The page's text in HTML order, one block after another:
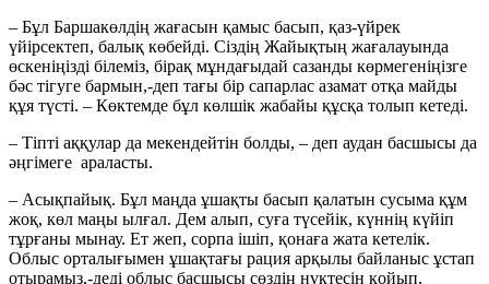
– Бұл Баршакөлдің жағасын қамыс басып, қаз-үйрек
үйірсектеп, балық көбейді. Сіздің Жайықтың жағалауында
өскеніңізді білеміз, бірақ мұндағыдай сазанды көрмегеніңізге
бәс тігуге бармын,-деп тағы бір сапарлас азамат отқа майды
құя түсті. – Көктемде бұл көлшік жабайы құсқа толып кетеді.
– Тіпті аққулар да мекендейтін болды, – деп аудан басшысы да
әңгімеге араласты.
– Асықпайық. Бұл маңда ұшақты басып қалатын сусыма құм
жоқ, көл маңы ылғал. Дем алып, суға түсейік, күннің күйіп
тұрғаны мынау. Ет жеп, сорпа ішіп, қонаға жата кетелік.
Облыс орталығымен ұшақтағы рация арқылы байланыс ұстап
отырамыз,-деді облыс басшысы сөздің нүктесін қойып.